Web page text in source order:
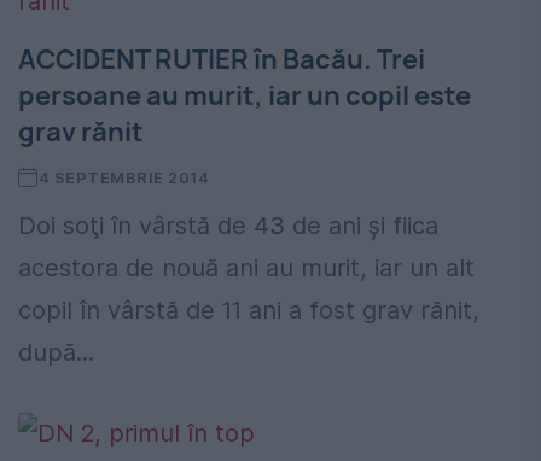
ACCIDENT RUTIER în Bacău. Trei
persoane au murit, iar un copil este
grav rănit
4 SEPTEMBRIE 2014
Doi soţi în vârstă de 43 de ani şi fiica
acestora de nouă ani au murit, iar un alt
copil în vârstă de 11 ani a fost grav rănit,
după...